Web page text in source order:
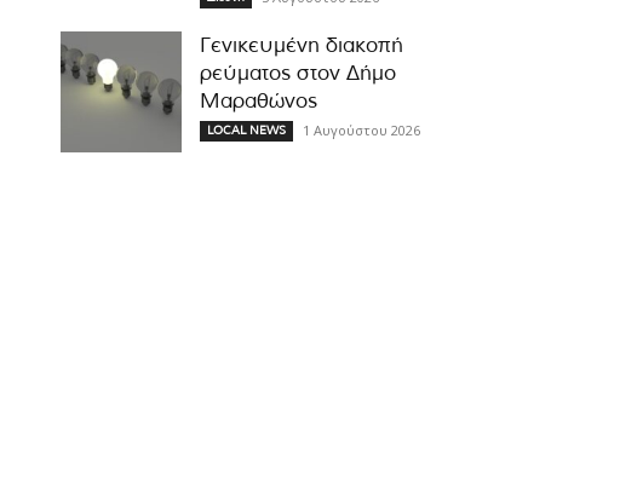
Γενικευμένη διακοπή
ρεύματος στον Δήμο
Μαραθώνος
LOCAL NEWS 1 Αυγούστου 2026